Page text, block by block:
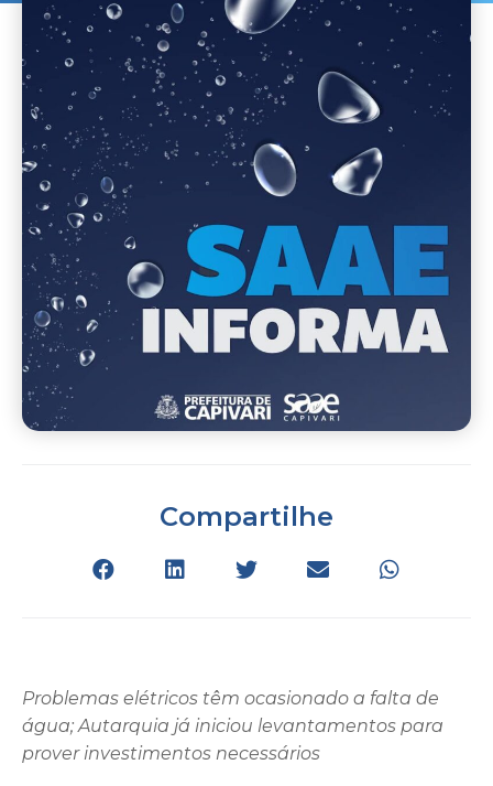
Compartilhe
Problemas elétricos têm ocasionado a falta de
água; Autarquia já iniciou levantamentos para
prover investimentos necessários